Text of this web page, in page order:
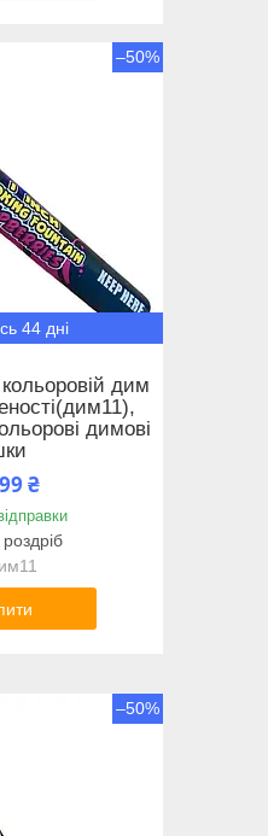
–50%
44 дні
дим
димові
99 ₴
–50%